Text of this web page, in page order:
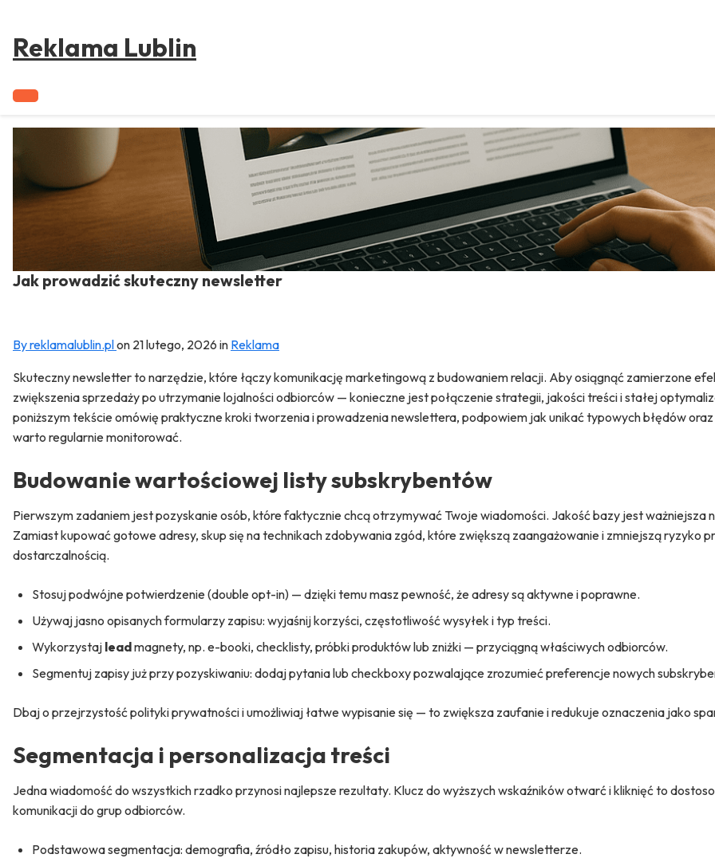
Reklama Lublin
Jak prowadzić skuteczny newsletter
By reklamalublin.plon 21 lutego, 2026 in Reklama
Skuteczny newsletter to narzędzie, które łączy komunikację marketingową z budowaniem relacji. Aby osiągnąć zamierzone
zwiększenia sprzedaży po utrzymanie lojalności odbiorców — konieczne jest połączenie strategii, jakości treści i stałej
poniższym tekście omówię praktyczne kroki tworzenia i prowadzenia newslettera, podpowiem jak unikać typowych błędów
warto regularnie monitorować.
Budowanie wartościowej listysubskrybentów
Pierwszym zadaniem jest pozyskanie osób, które faktycznie chcą otrzymywać Twoje wiadomości. Jakość bazy jest ważniejsza
Zamiast kupować gotowe adresy, skup się na technikach zdobywania zgód, które zwiększą zaangażowanie i zmniejszą ryzyko
dostarczalnością.
Stosuj podwójne potwierdzenie (double opt-in) — dzięki temu masz pewność, że adresy są aktywne i poprawne.
Używaj jasno opisanych formularzy zapisu: wyjaśnij korzyści, częstotliwość wysyłek i typ treści.
Wykorzystaj leadmagnety, np. e-booki, checklisty, próbki produktów lub zniżki — przyciągną właściwych odbiorców.
Segmentuj zapisy już przy pozyskiwaniu: dodaj pytania lub checkboxy pozwalające zrozumieć preferencje nowych
Dbaj o przejrzystość polityki prywatności i umożliwiaj łatwe wypisanie się — to zwiększa zaufanie i redukuje oznaczenia jako
Segmentacja i personalizacja treści
Jedna wiadomość do wszystkich rzadko przynosi najlepsze rezultaty. Klucz do wyższych wskaźników otwarć i kliknięć to
komunikacji do grup odbiorców.
Podstawowa segmentacja: demografia, źródło zapisu, historia zakupów, aktywność w newsletterze.